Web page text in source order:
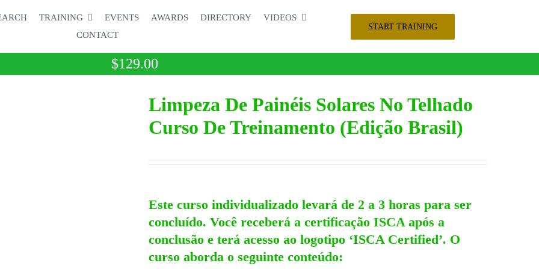
TRAINING EVENTS AWARDS DIRECTORY
VIDEOS
CONTACT
START TRAINING
$129.00
Limpeza De Painéis Solares No Telhado
Curso De Treinamento (Edição Brasil)
Este curso individualizado levará de 2 a 3 horas para ser
concluído. Você receberá a certificação ISCA após a
conclusão e terá acesso ao logotipo ‘ISCA Certified’. O
curso aborda o seguinte conteúdo: